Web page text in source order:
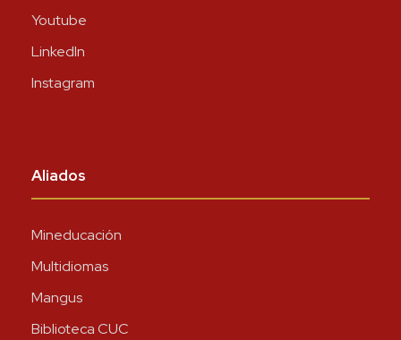
Youtube
LinkedIn
Instagram
Aliados
Mineducación
Multidiomas
Mangus
Biblioteca CUC